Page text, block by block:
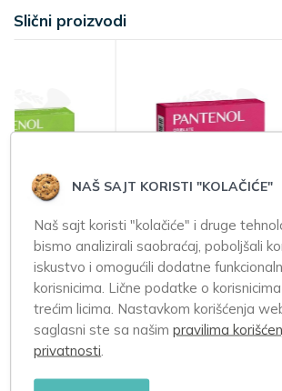
Slični proizvodi
Galenika Pantenol
sa vitaminom C -
ukus višnje 20
oribleta
396,00
Master
10
910,00
NAŠ SAJT KORISTI "KOLAČIĆE"
Naš sajt koristi "kolačiće" i druge
bismo analizirali saobraćaj, poboljšali
iskustvo i omogućili dodatne
korisnicima. Lične podatke o
trećim licima. Nastavkom korišćenja
saglasni ste sa našimpravilima
privatnosti